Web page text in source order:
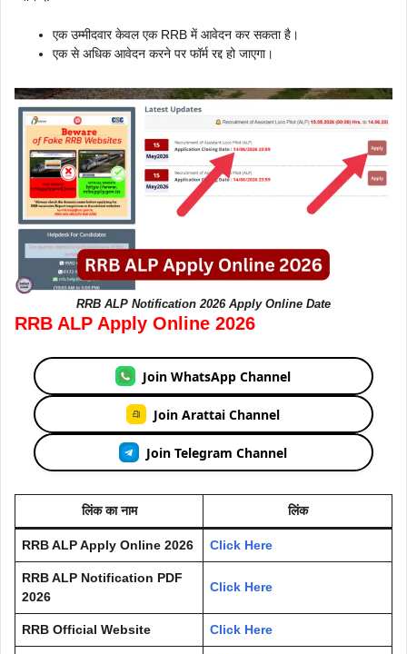
एक उम्मीदवार केवल एक RRB में आवेदन कर सकता है।
एक से अधिक आवेदन करने पर फॉर्म रद्द हो जाएगा।
RRB ALP Notification 2026 Apply Online Date
RRB ALP Apply Online 2026
Join WhatsApp Channel
Join Arattai Channel
Join Telegram Channel
लिंक का नाम लिंक
RRB ALP Apply Online 2026 Click Here
RRB ALP Notification PDF
2026
Click Here
RRB Official Website Click Here